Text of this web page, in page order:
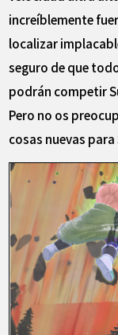
increíblemente
localizar
seguro de que
podrán competir
Pero no os
cosas nuevas